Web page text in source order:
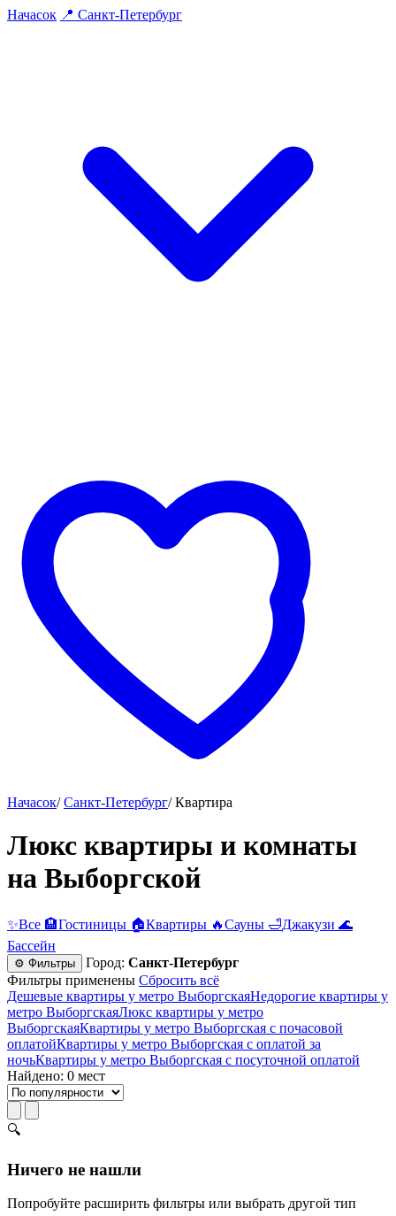
Начасок 📍 Санкт-Петербург
Начасок/ Санкт-Петербург/ Квартира
Люкс квартиры и комнаты
на Выборгской
✨Все 🏨Гостиницы 🏠Квартиры 🔥Сауны 🛁Джакузи 🌊
Бассейн
⚙ Фильтры Город: Санкт-Петербург
Фильтры применены Сбросить всё
Дешевые квартиры у метро ВыборгскаяНедорогие квартиры у
метро ВыборгскаяЛюкс квартиры у метро
ВыборгскаяКвартиры у метро Выборгская c почасовой
оплатойКвартиры у метро Выборгская с оплатой за
ночьКвартиры у метро Выборгская c посуточной оплатой
Найдено: 0 мест
🔍
Ничего не нашли
Попробуйте расширить фильтры или выбрать другой тип